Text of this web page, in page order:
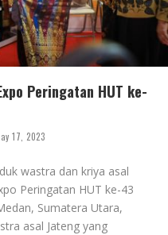
Peringatan HUT ke-
17, 2023
wastra dan kriya asal
Peringatan HUT ke-43
Sumatera Utara,
asal Jateng yang